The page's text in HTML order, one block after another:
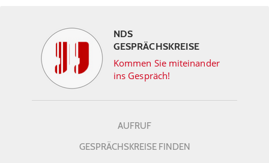
NDS
GESPRÄCHSKREISE
Kommen Sie miteinander
ins Gespräch!
AUFRUF
GESPRÄCHSKREISE FINDEN